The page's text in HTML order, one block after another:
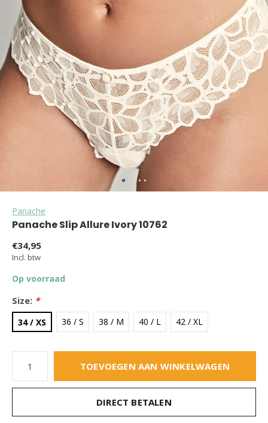
Panache
Panache Slip Allure Ivory 10762
€34,95
Incl. btw
Op voorraad
Size: *
34 / XS 36 / S 38 / M 40 / L 42 / XL
TOEVOEGEN AAN WINKELWAGEN
DIRECT BETALEN